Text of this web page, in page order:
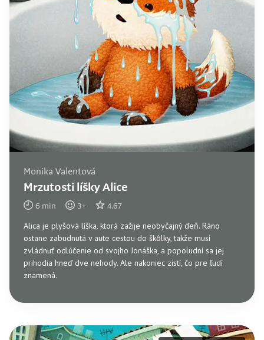
Monika Valentová
Mrzutosti líšky Alice
6 min 3+ 4.67
Alica je plyšová líška, ktorá zažije neobyčajný deň. Ráno
ostane zabudnutá v aute cestou do škôlky, takže musí
zvládnuť odlúčenie od svojho Jonáška, a popoludní sa jej
prihodia hneď dve nehody. Ale nakoniec zistí, čo pre ľudí
znamená.